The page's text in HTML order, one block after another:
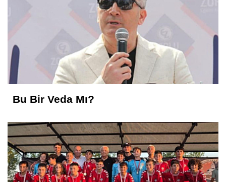
Bu Bir Veda Mı?